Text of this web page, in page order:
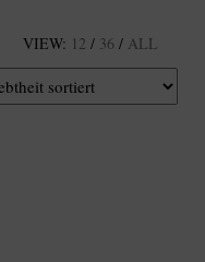
VIEW: 12 / 36 / ALL